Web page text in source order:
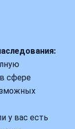
сфере
у вас есть